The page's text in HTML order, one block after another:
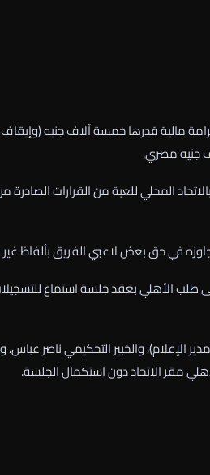
المحلي للعبة من القرارات
في حق بعض لاعبي الفريق بألفاظ غير
طلب الأهلي بعقد جلسة استماع
والخبير التحكيمي ناصر
مقر الاتحاد دون استكمال الجلسة.